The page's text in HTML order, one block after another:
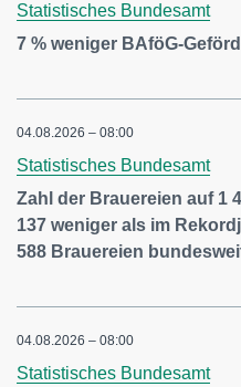
Statistisches Bundesamt
7 % weniger BAföG-
04.08.2026 – 08:00
Statistisches Bundesamt
Zahl der Brauereien auf 1
137 weniger als im
588 Brauereien
04.08.2026 – 08:00
Statistisches Bundesamt